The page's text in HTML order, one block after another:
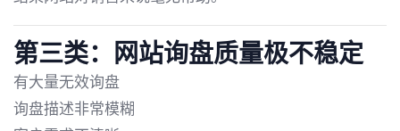
第三类：网站询盘质量极不稳定
有大量无效询盘
询盘描述非常模糊